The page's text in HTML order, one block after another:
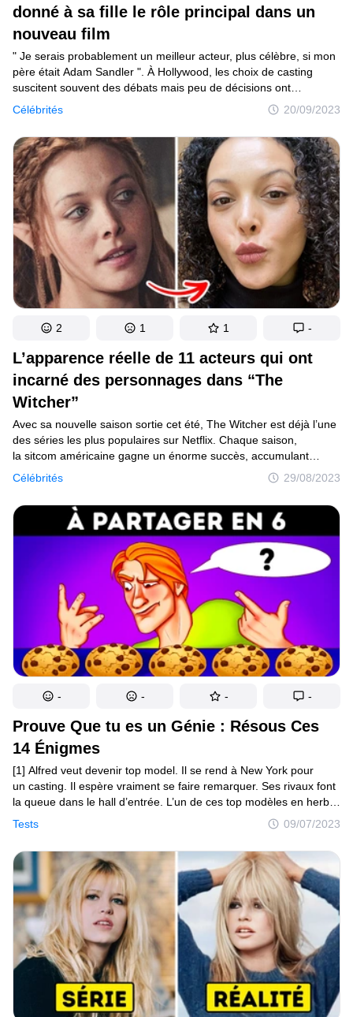
donné à sa fille le rôle principal dans un
nouveau film
Célébrités 20/09/2023
" Je serais probablement un meilleur acteur, plus célèbre, si mon
père était Adam Sandler ". À Hollywood, les choix de casting
suscitent souvent des débats mais peu de décisions ont
déclenché autant de discussions que le choix d’Adam Sandler
de faire jouer toute sa famille dans son dernier film. De sa femme
à ses enfants, la décision d’Adam a fait froncer les sourcils
et suscité des questions sur le népotisme dans l’industrie
cinématographique.
L’apparence réelle de 11 acteurs qui ont
incarné des personnages dans “The
Witcher”
Célébrités 29/08/2023
Avec sa nouvelle saison sortie cet été, The Witcher est déjà l’une
des séries les plus populaires sur Netflix. Chaque saison,
la sitcom américaine gagne un énorme succès, accumulant
de plus en plus de fans parmi les spectateurs du monde entier.
2 1 1 -
Prouve Que tu es un Génie : Résous Ces
14 Énigmes
Tests 09/07/2023
[1] Alfred veut devenir top model. Il se rend à New York pour
un casting. Il espère vraiment se faire remarquer. Ses rivaux font
la queue dans le hall d’entrée. L’un de ces top modèles en herbe
vient d’une autre planète. Lequel ?
- - - -